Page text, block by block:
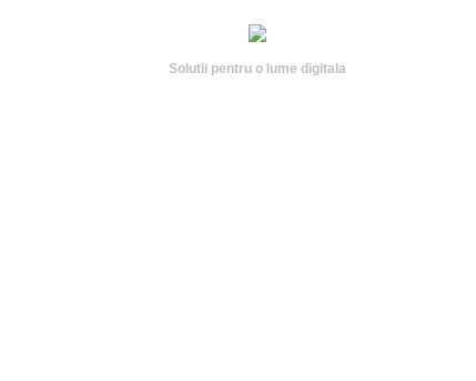
Solutii pentru o lume digitala